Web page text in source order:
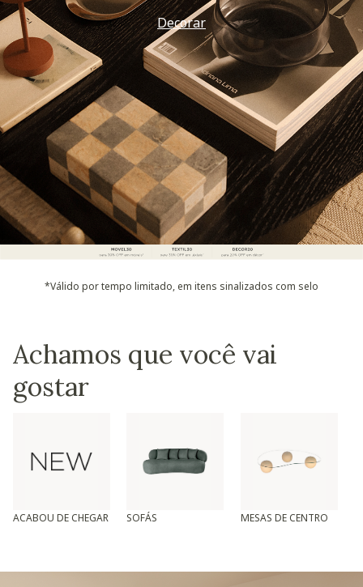
Decorar
*Válido por tempo limitado, em itens sinalizados com selo
Achamos que você vai
gostar
ACABOU DE CHEGAR SOFÁS MESAS DE CENTRO